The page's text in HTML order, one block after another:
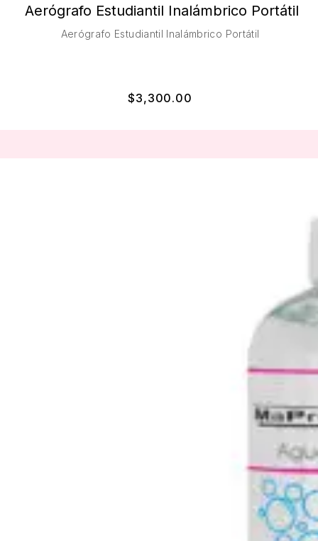
Aerógrafo Estudiantil Inalámbrico Portátil
Aerógrafo Estudiantil Inalámbrico Portátil
$3,300.00